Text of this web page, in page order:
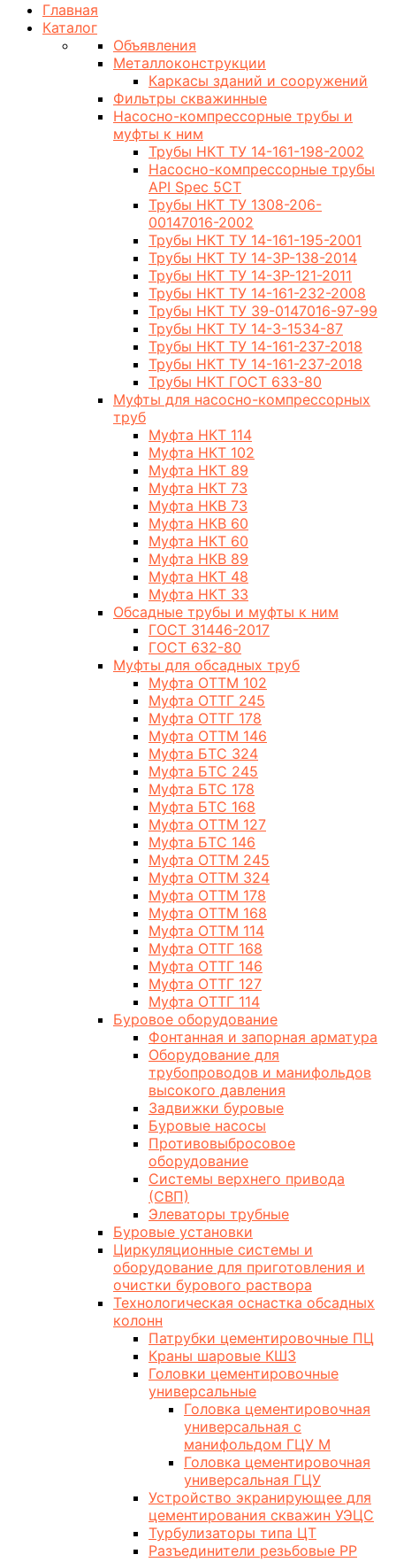
Главная
Каталог
Объявления
Металлоконструкции
Каркасы зданий и сооружений
Фильтры скважинные
Насосно-компрессорные трубы и
муфты к ним
Трубы НКТ ТУ 14-161-198-2002
Насосно-компрессорные трубы
API Spec 5CT
Трубы НКТ ТУ 1308-206-
00147016-2002
Трубы НКТ ТУ 14-161-195-2001
Трубы НКТ ТУ 14-3Р-138-2014
Трубы НКТ ТУ 14-3Р-121-2011
Трубы НКТ ТУ 14-161-232-2008
Трубы НКТ ТУ 39-0147016-97-99
Трубы НКТ ТУ 14-3-1534-87
Трубы НКТ ТУ 14-161-237-2018
Трубы НКТ ТУ 14-161-237-2018
Трубы НКТ ГОСТ 633-80
Муфты для насосно-компрессорных
труб
Муфта НКТ 114
Муфта НКТ 102
Муфта НКТ 89
Муфта НКТ 73
Муфта НКВ 73
Муфта НКВ 60
Муфта НКТ 60
Муфта НКВ 89
Муфта НКТ 48
Муфта НКТ 33
Обсадные трубы и муфты к ним
ГОСТ 31446-2017
ГОСТ 632-80
Муфты для обсадных труб
Муфта ОТТМ 102
Муфта ОТТГ 245
Муфта ОТТГ 178
Муфта ОТТМ 146
Муфта БТС 324
Муфта БТС 245
Муфта БТС 178
Муфта БТС 168
Муфта ОТТМ 127
Муфта БТС 146
Муфта ОТТМ 245
Муфта ОТТМ 324
Муфта ОТТМ 178
Муфта ОТТМ 168
Муфта ОТТМ 114
Муфта ОТТГ 168
Муфта ОТТГ 146
Муфта ОТТГ 127
Муфта ОТТГ 114
Буровое оборудование
Фонтанная и запорная арматура
Оборудование для
трубопроводов и манифольдов
высокого давления
Задвижки буровые
Буровые насосы
Противовыбросовое
оборудование
Системы верхнего привода
(СВП)
Элеваторы трубные
Буровые установки
Циркуляционные системы и
оборудование для приготовления и
очистки бурового раствора
Технологическая оснастка обсадных
колонн
Патрубки цементировочные ПЦ
Краны шаровые КШЗ
Головки цементировочные
универсальные
Головка цементировочная
универсальная с
манифольдом ГЦУ М
Головка цементировочная
универсальная ГЦУ
Устройство экранирующее для
цементирования скважин УЭЦС
Турбулизаторы типа ЦТ
Разъединители резьбовые РР